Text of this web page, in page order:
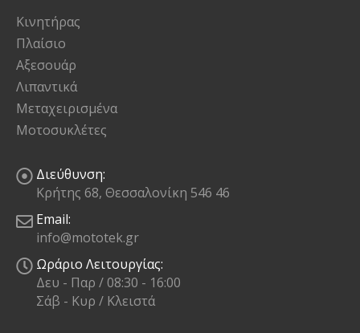
Κινητήρας
Πλαίσιο
Αξεσουάρ
Λιπαντικά
Μεταχειρισμένα
Μοτοσυκλέτες
Διεύθυνση:
Κρήτης 68, Θεσσαλονίκη 546 46
Email:
info@mototek.gr
Ωράριο Λειτουργίας:
Δευ - Παρ / 08:30 - 16:00
Σάβ - Κυρ / Κλειστά